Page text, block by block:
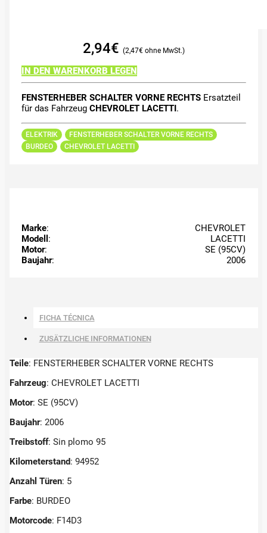
2,94€ 2,47€
IN DEN WARENKORB LEGEN
FENSTERHEBER SCHALTER VORNE RECHTSErsatzteil
für das Fahrzeug CHEVROLET LACETTI.
ELEKTRIK
FENSTERHEBER SCHALTER VORNE RECHTS
BURDEO
CHEVROLET LACETTI
Marke:
CHEVROLET
Modell :
LACETTI
Motor:
SE (95CV)
Baujahr: 2006
FICHA TÉCNICA
ZUSÄTZLICHE INFORMATIONEN
Teile: FENSTERHEBER SCHALTER VORNE RECHTS
Fahrzeug: CHEVROLET LACETTI
Motor: SE (95CV)
Baujahr: 2006
Treibstoff: Sin plomo 95
Kilometerstand: 94952
Anzahl Türen: 5
Farbe: BURDEO
Motorcode: F14D3